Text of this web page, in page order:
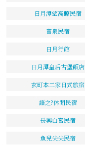
日月潭望高瞭民宿
富泉民宿
日月行館
日月潭皇后古堡飯店
玄町本二家日式旅宿
語之?休閒民宿
長興白宮民宿
魚兒尖尖民宿